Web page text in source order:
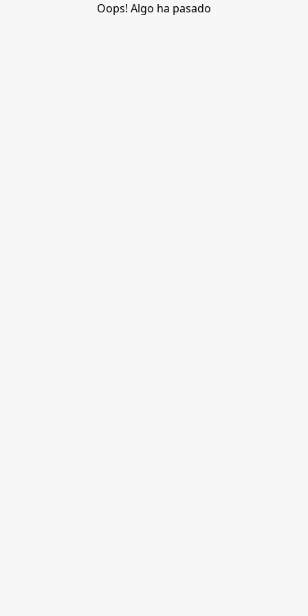
Oops! Algo ha pasado